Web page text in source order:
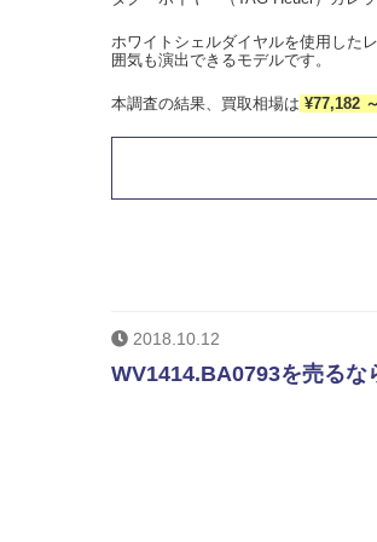
ホワイトシェルダイヤルを使用した
囲気も演出できるモデルです。
本調査の結果、買取相場は ¥77,182
2018.10.12
WV1414.BA0793を売るな